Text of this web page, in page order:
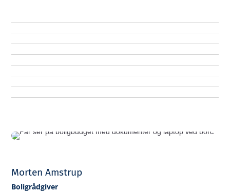
Morten Amstrup
Boligrådgiver